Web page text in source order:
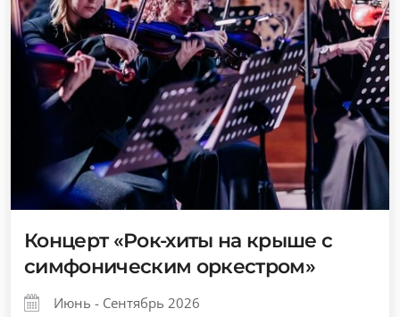
Концерт «Рок-хиты на крыше с
симфоническим оркестром»
Июнь - Сентябрь 2026